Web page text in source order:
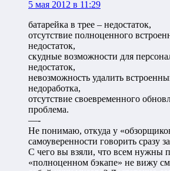
5 мая 2012 в 11:29
батарейка в трее – недостаток,
отсутствие полноценного
недостаток,
скудные возможности для
недостаток,
невозможность удалить
недоработка,
отсутствие своевременного
проблема.
—-
Не понимаю, откуда у
самоуверенности говорить сразу
С чего вы взяли, что всем нужны
«полноценном бэкапе» не вижу